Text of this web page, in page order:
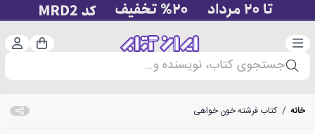
دسته‌بندی سبد
جستجوی کتاب، نویسنده و...
خانه / کتاب فرشته خون خواهی